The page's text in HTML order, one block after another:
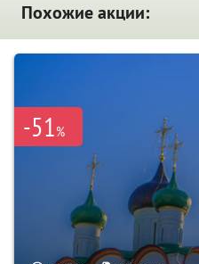
Похожие акции:
-51%